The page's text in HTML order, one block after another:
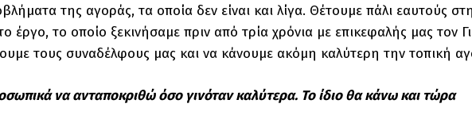
της αγοράς, τα οποία δεν είναι και λίγα. Θέτουμε πάλι εαυτούς
έργο, το οποίο ξεκινήσαμε πριν από τρία χρόνια με επικεφαλής μας τον
τους συναδέλφους μας και να κάνουμε ακόμη καλύτερη την τοπική
να ανταποκριθώ όσο γινόταν καλύτερα. Το ίδιο θα κάνω και τώρα